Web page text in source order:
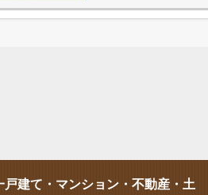
戸建て・マンション・不動産・土